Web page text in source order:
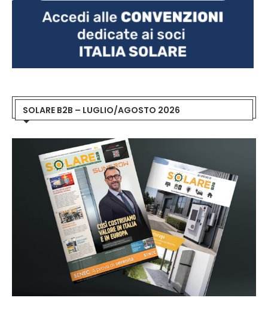
SOLARE B2B – LUGLIO/AGOSTO 2026